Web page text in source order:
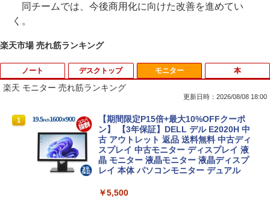
同チームでは、今後商用化に向けた改善を進めてい
く。
楽天市場 売れ筋ランキング
ノート
1
【★最大100%ポイント】【Windows X
P 搭載】大手メーカー おまかせ ノートパ
ソコン/Celeron Core2/メモリ:4GB/SSD:
128GB/15.6インチ 大画面/DVD/新品 マ
ウス 付き/中古ノートPC 中古ノートパソ
コン パソコン 中古パソコン
￥9,999
デスクトップ
1
【中古】 富士通・NEC・HP・Dell・Len
ovoなど有名メーカーから特選 店長セレ
クト おまかせデスクトップPC デュアル
モニターセット WPS Office付き Windo
ws11-Pro メモリ8GB SSD256GB コアi5
(第8世代以降)搭載 DVDドライブ 22イン
コン
モニター
楽天 モニター 売れ筋ランキング
更新日時：2026/08/08 18:00
1
【期間限定P15倍+最大10%OFFクーポ
ン】 【3年保証】DELL デル E2020H 中
古 アウトレット 返品 送料無料 中古ディ
スプレイ 中古モニター ディスプレイ 液
晶 モニター 液晶モニター 液晶ディスプ
レイ 本体 パソコンモニター デュアル
￥5,500
本